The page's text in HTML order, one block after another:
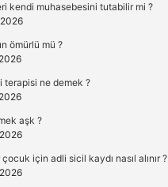
kendi muhasebesini tutabilir mi ?
ömürlü mü ?
terapisi ne demek ?
aşk ?
için adli sicil kaydı nasıl alınır ?